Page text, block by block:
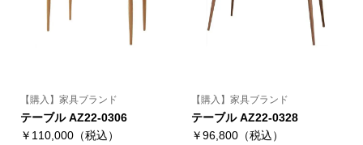
【購入】家具ブランド
テーブル AZ22-0306
￥110,000（税込）
【購入】家具ブランド
テーブル AZ22-0328
￥96,800（税込）